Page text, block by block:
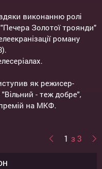
виконанню ролі
Золотої троянди"
роману
як режисер-
- теж добре",
на МКФ.
1 з 3
по-французьки
роман